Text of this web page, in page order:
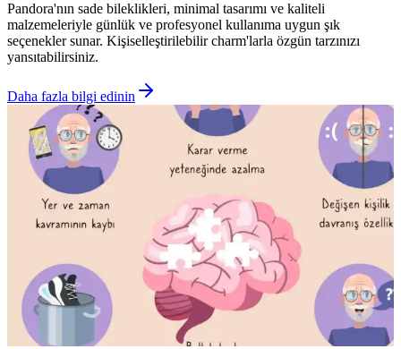
Pandora'nın sade bileklikleri, minimal tasarımı ve kaliteli
malzemeleriyle günlük ve profesyonel kullanıma uygun şık
seçenekler sunar. Kişiselleştirilebilir charm'larla özgün tarzınızı
yansıtabilirsiniz.
Daha fazla bilgi edinin